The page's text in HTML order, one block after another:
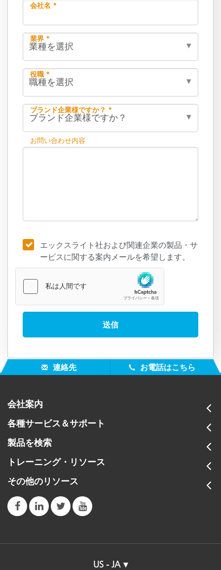
会社名 *
業界 *
役職 *
ブランド企業様ですか？ *
お問い合わせ内容
エックスライト社および関連企業の製品・サ
ービスに関する案内メールを希望します。
連絡先 お電話はこちら
会社案内
各種サービス＆サポート
製品を検索
トレーニング・リソース
その他のリソース
US - JA